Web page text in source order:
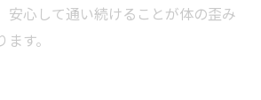
安心して通い続けることが体の歪み
す。